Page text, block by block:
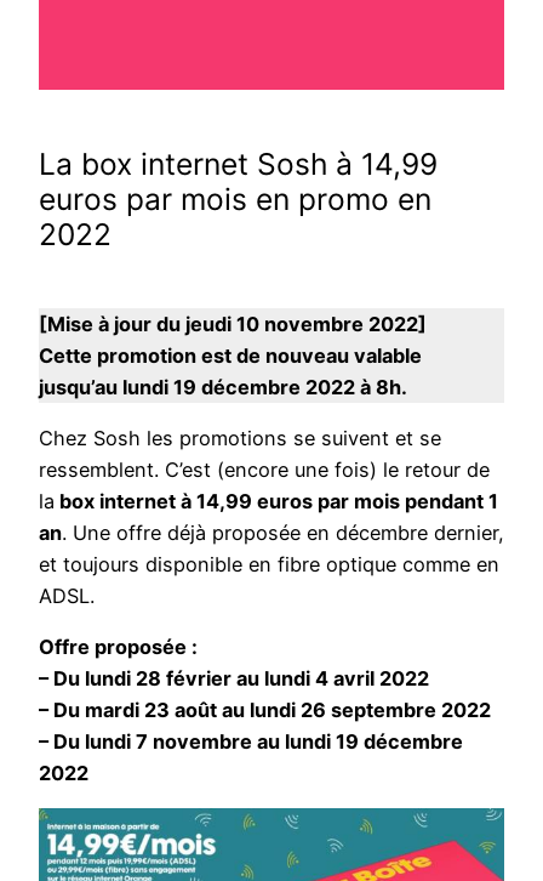
La box internet Sosh à 14,99
euros par mois en promo en
2022
[Mise à jour du jeudi 10 novembre 2022]
Cette promotion est de nouveau valable
jusqu’au lundi 19 décembre 2022 à 8h.
Chez Sosh les promotions se suivent et se
ressemblent. C’est (encore une fois) le retour de
la box internet à 14,99 euros par mois pendant 1
an. Une offre déjà proposée en décembre dernier,
et toujours disponible en fibre optique comme en
ADSL.
Offre proposée :
– Du lundi 28 février au lundi 4 avril 2022
– Du mardi 23 août au lundi 26 septembre 2022
– Du lundi 7 novembre au lundi 19 décembre
2022